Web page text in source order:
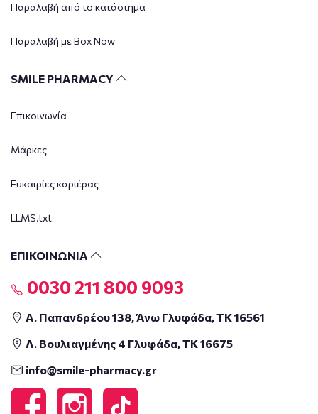
Παραλαβή από το κατάστημα
Παραλαβή με Box Now
SMILE PHARMACY
Επικοινωνία
Μάρκες
Ευκαιρίες καριέρας
LLMS.txt
ΕΠΙΚΟΙΝΩΝΙΑ
0030 211 800 9093
Α. Παπανδρέου 138, Άνω Γλυφάδα, ΤΚ 16561
Λ. Βουλιαγμένης 4 Γλυφάδα, ΤΚ 16675
info@smile-pharmacy.gr